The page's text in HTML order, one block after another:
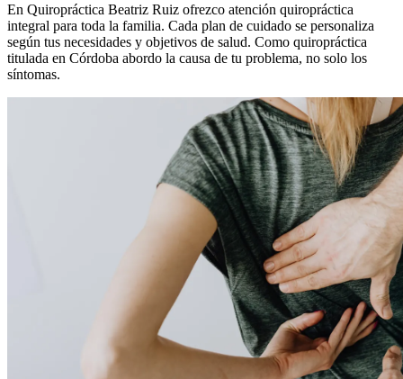
En Quiropráctica Beatriz Ruiz ofrezco atención quiropráctica
integral para toda la familia. Cada plan de cuidado se personaliza
según tus necesidades y objetivos de salud. Como quiropráctica
titulada en Córdoba abordo la causa de tu problema, no solo los
síntomas.